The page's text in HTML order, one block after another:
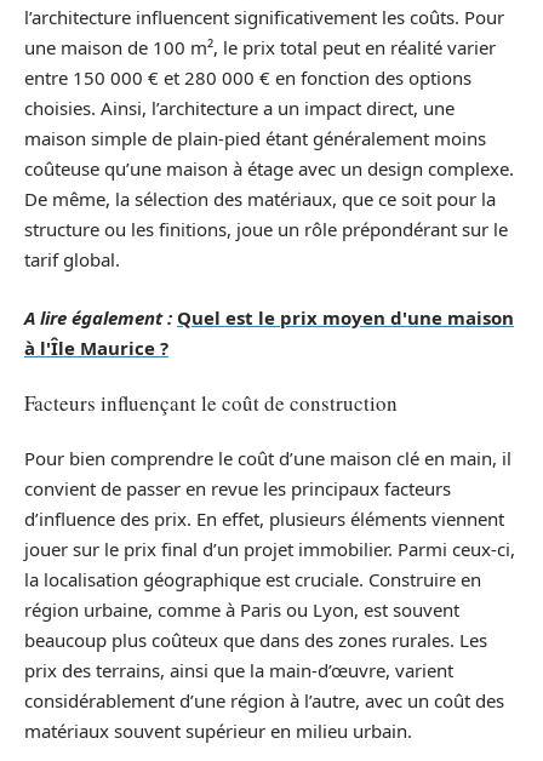
l’architecture influencent significativement les coûts. Pour
une maison de 100 m², le prix total peut en réalité varier
entre 150 000 € et 280 000 € en fonction des options
choisies. Ainsi, l’architecture a un impact direct, une
maison simple de plain-pied étant généralement moins
coûteuse qu’une maison à étage avec un design complexe.
De même, la sélection des matériaux, que ce soit pour la
structure ou les finitions, joue un rôle prépondérant sur le
tarif global.
A lire également : Quel est le prix moyen d'une maison
à l'Île Maurice ?
Facteurs influençant le coût de construction
Pour bien comprendre le coût d’une maison clé en main, il
convient de passer en revue les principaux facteurs
d’influence des prix. En effet, plusieurs éléments viennent
jouer sur le prix final d’un projet immobilier. Parmi ceux-ci,
la localisation géographique est cruciale. Construire en
région urbaine, comme à Paris ou Lyon, est souvent
beaucoup plus coûteux que dans des zones rurales. Les
prix des terrains, ainsi que la main-d’œuvre, varient
considérablement d’une région à l’autre, avec un coût des
matériaux souvent supérieur en milieu urbain.